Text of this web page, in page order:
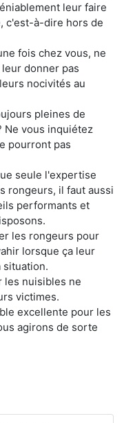
leur faire
c'est-à-dire hors de
fois chez vous, ne
donner pas
nocivités au
pleines de
Ne vous inquiétez
pourront pas
seule l'expertise
rongeurs, il faut aussi
performants et
les rongeurs pour
lorsque ça leur
situation.
les nuisibles ne
victimes.
excellente pour les
agirons de sorte